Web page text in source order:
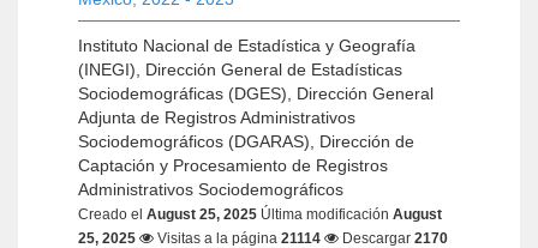
Instituto Nacional de Estadística y Geografía
(INEGI), Dirección General de Estadísticas
Sociodemográficas (DGES), Dirección General
Adjunta de Registros Administrativos
Sociodemográficos (DGARAS), Dirección de
Captación y Procesamiento de Registros
Administrativos Sociodemográficos
Creado el August 25, 2025 Última modificación August
25, 2025
Visitas a la página 21114 Descargar 2170